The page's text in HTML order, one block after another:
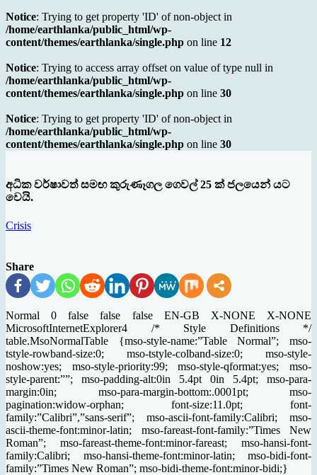
Notice: Trying to get property 'ID' of non-object in
/home/earthlanka/public_html/wp-
content/themes/earthlanka/single.php on line 12
Notice: Trying to access array offset on value of type null in
/home/earthlanka/public_html/wp-
content/themes/earthlanka/single.php on line 30
Notice: Trying to get property 'ID' of non-object in
/home/earthlanka/public_html/wp-
content/themes/earthlanka/single.php on line 30
අධික වර්ෂාවත් සමඟ කුරුණෑගල ගෙවල් 25 ක් ජලයෙන් යට
වෙයි.
Crisis
Share
Normal 0 false false false EN-GB X-NONE X-NONE
MicrosoftInternetExplorer4 /* Style Definitions */
table.MsoNormalTable {mso-style-name:”Table Normal”; mso-
tstyle-rowband-size:0; mso-tstyle-colband-size:0; mso-style-
noshow:yes; mso-style-priority:99; mso-style-qformat:yes; mso-
style-parent:””; mso-padding-alt:0in 5.4pt 0in 5.4pt; mso-para-
margin:0in; mso-para-margin-bottom:.0001pt; mso-
pagination:widow-orphan; font-size:11.0pt; font-
family:”Calibri”,”sans-serif”; mso-ascii-font-family:Calibri; mso-
ascii-theme-font:minor-latin; mso-fareast-font-family:”Times New
Roman”; mso-fareast-theme-font:minor-fareast; mso-hansi-font-
family:Calibri; mso-hansi-theme-font:minor-latin; mso-bidi-font-
family:”Times New Roman”; mso-bidi-theme-font:minor-bidi;}